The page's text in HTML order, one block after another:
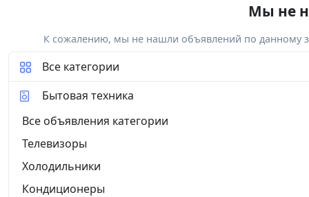
Мы не
К сожалению, мы не нашли объявлений по данному
Все категории
Бытовая техника
Все объявления категории
Телевизоры
Холодильники
Кондиционеры